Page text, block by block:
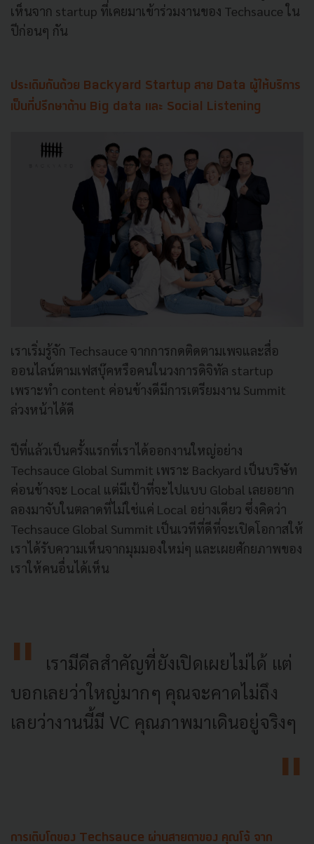
เห็นจาก startup ที่เคยมาเข้าร่วมงานของ Techsauce ใน
ปีก่อนๆ กัน
ประเดิมกันด้วย Backyard Startup สาย Data ผู้ให้บริการ
เป็นที่ปรึกษาด้าน Big data และ Social Listening
เราเริ่มรู้จัก Techsauce จากการกดติดตามเพจและสื่อ
ออนไลน์ตามเฟสบุ๊คหรือคนในวงการดิจิทัล startup
เพราะทำ content ค่อนข้างดีมีการเตรียมงาน Summit
ล่วงหน้าได้ดี
ปีที่แล้วเป็นครั้งแรกที่เราได้ออกงานใหญ่อย่าง
Techsauce Global Summit เพราะ Backyard เป็นบริษัท
ค่อนข้างจะ Local แต่มีเป้าที่จะไปแบบ Global เลยอยาก
ลองมาจับในตลาดที่ไม่ใช่แค่ Local อย่างเดียว ซึ่งคิดว่า
Techsauce Global Summit เป็นเวทีที่ดีที่จะเปิดโอกาสให้
เราได้รับความเห็นจากมุมมองใหม่ๆ และเผยศักยภาพของ
เราให้คนอื่นได้เห็น
เรามีดีลสำคัญที่ยังเปิดเผยไม่ได้ แต่
บอกเลยว่าใหญ่มากๆ คุณจะคาดไม่ถึง
เลยว่างานนี้มี VC คุณภาพมาเดินอยู่จริงๆ
การเติบโตของ Techsauce ผ่านสายตาของ คุณโจ้ จาก